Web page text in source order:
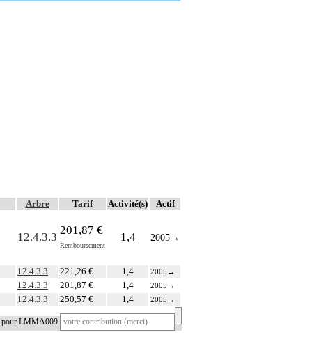
Arbre Tarif Activité(s) Actif
12.4.3.3
201,87 €
Remboursement
1,4 2005→
12.4.3.3 221,26 € 1,4 2005 →
12.4.3.3 201,87 € 1,4 2005 →
12.4.3.3 250,57 € 1,4 2005 →
pour LMMA009